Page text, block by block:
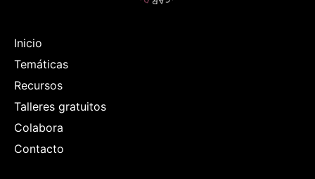
Inicio
Temáticas
Recursos
Talleres gratuitos
Colabora
Contacto